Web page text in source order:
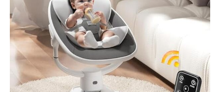
Électrique léger
s'assemble en quelques
minutes. La housse de
siège amovible est
lavable en machine
pour un entretien
hygiénique facile.
【Qualité certifiée, SAV
fiable】 Certifié pour la